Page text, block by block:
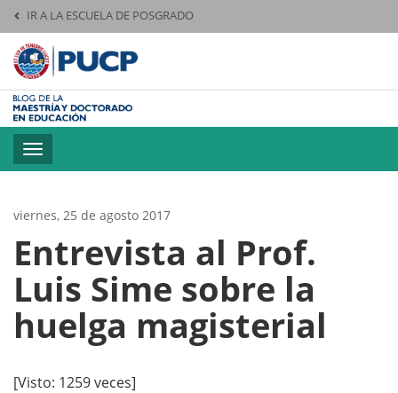
IR A LA ESCUELA DE POSGRADO
Pontificia
Toggle
navigation
viernes, 25 de agosto 2017
Entrevista al Prof.
Luis Sime sobre la
huelga magisterial
[Visto: 1259 veces]